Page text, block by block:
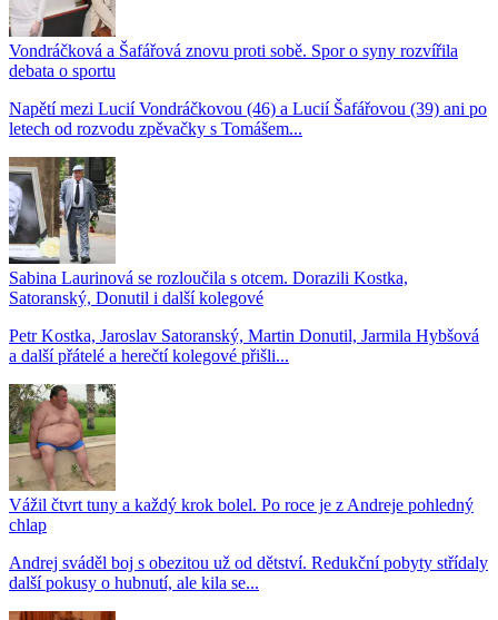
Vondráčková a Šafářová znovu proti sobě. Spor o syny rozvířila
debata o sportu
Napětí mezi Lucií Vondráčkovou (46) a Lucií Šafářovou (39) ani po
letech od rozvodu zpěvačky s Tomášem...
Sabina Laurinová se rozloučila s otcem. Dorazili Kostka,
Satoranský, Donutil i další kolegové
Petr Kostka, Jaroslav Satoranský, Martin Donutil, Jarmila Hybšová
a další přátelé a herečtí kolegové přišli...
Vážil čtvrt tuny a každý krok bolel. Po roce je z Andreje pohledný
chlap
Andrej sváděl boj s obezitou už od dětství. Redukční pobyty střídaly
další pokusy o hubnutí, ale kila se...